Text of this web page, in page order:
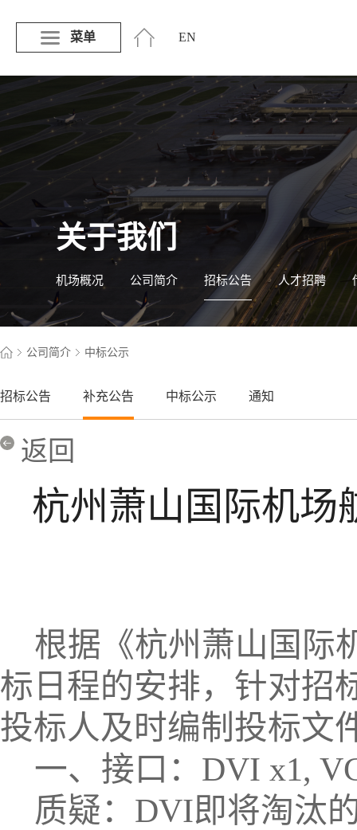
菜单 EN
关于我们
机场概况 公司简介 招标公告 人才招聘
公司简介 中标公示
招标公告 补充公告 中标公示 通知
返回
杭州萧山国际机场
根据《杭州萧山国际
标日程的安排，针对招
投标人及时编制投标文
一、接口： DVI x1,
质疑： DVI即将淘汰